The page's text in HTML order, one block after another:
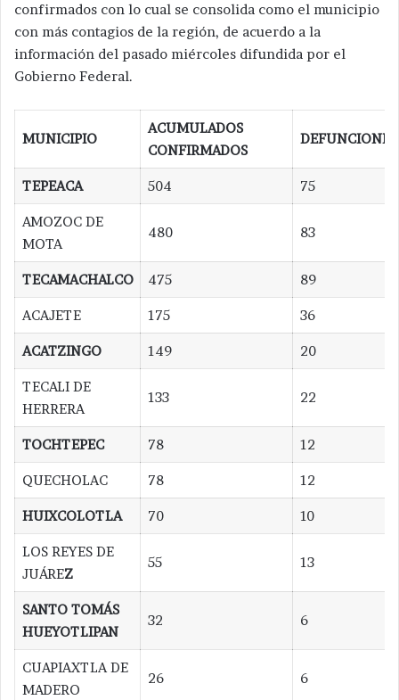
confirmados con lo cual se consolida como el municipio
con más contagios de la región, de acuerdo a la
información del pasado miércoles difundida por el
Gobierno Federal.
MUNICIPIO
ACUMULADOS
CONFIRMADOS
DEFUNCIONES
TEPEACA 504 75
AMOZOC DE
MOTA
480 83
TECAMACHALCO 475 89
ACAJETE 175 36
ACATZINGO 149 20
TECALI DE
HERRERA
133 22
TOCHTEPEC 78 12
QUECHOLAC 78 12
HUIXCOLOTLA 70 10
LOS REYES DE
JUÁREZ
55 13
SANTO TOMÁS
HUEYOTLIPAN
32 6
CUAPIAXTLA DE
MADERO
26 6